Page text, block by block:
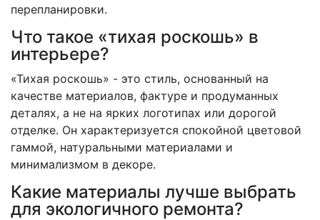
перепланировки.
Что такое «тихая роскошь» в
интерьере?
«Тихая роскошь» - это стиль, основанный на
качестве материалов, фактуре и продуманных
деталях, а не на ярких логотипах или дорогой
отделке. Он характеризуется спокойной цветовой
гаммой, натуральными материалами и
минимализмом в декоре.
Какие материалы лучше выбрать
для экологичного ремонта?